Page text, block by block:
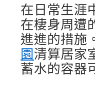
在日常生涯
在棲身周遭
進進的措施
園清算居家
蓄水的容器